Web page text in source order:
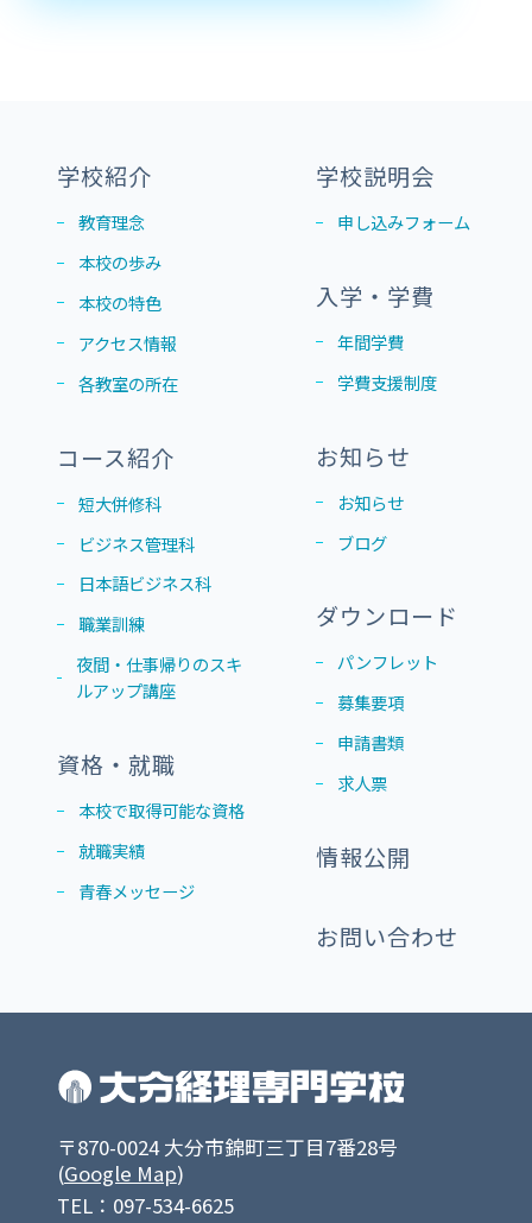
学校紹介
教育理念
本校の歩み
本校の特色
アクセス情報
各教室の所在
コース紹介
短大併修科
ビジネス管理科
日本語ビジネス科
職業訓練
夜間・仕事帰りのスキ
ルアップ講座
資格・就職
本校で取得可能な資格
就職実績
青春メッセージ
学校説明会
申し込みフォーム
入学・学費
年間学費
学費支援制度
お知らせ
お知らせ
ブログ
ダウンロード
パンフレット
募集要項
申請書類
求人票
情報公開
お問い合わせ
〒870-0024 大分市錦町三丁目7番28号
(Google Map)
TEL：097-534-6625